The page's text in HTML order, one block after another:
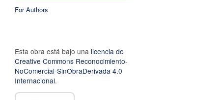
For Authors
Esta obra está bajo una licencia de
Creative Commons Reconocimiento-
NoComercial-SinObraDerivada 4.0
Internacional.